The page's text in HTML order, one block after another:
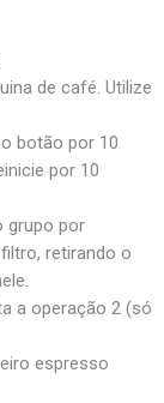
de café. Utilize
botão por 10
por 10
grupo por
retirando o
a operação 2 (só
espresso